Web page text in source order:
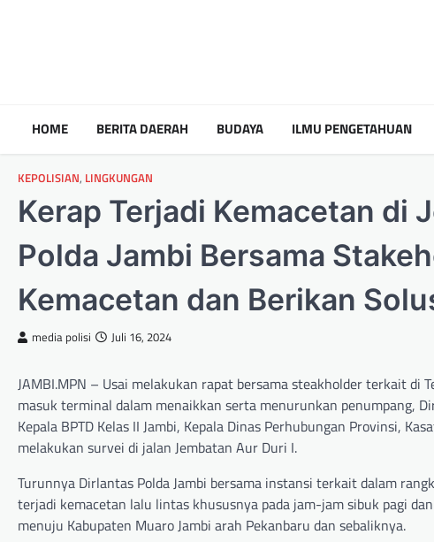
HOME BERITA DAERAH BUDAYA ILMU PENGETAHUAN
KEPOLISIAN, LINGKUNGAN
Kerap Terjadi Kemacetan di
Polda Jambi Bersama
Kemacetan dan Berikan
media polisi Juli 16, 2024
JAMBI.MPN – Usai melakukan rapat bersama steakholder terkait di
masuk terminal dalam menaikkan serta menurunkan penumpang,
Kepala BPTD Kelas II Jambi, Kepala Dinas Perhubungan Provinsi,
melakukan survei di jalan Jembatan Aur Duri I.
Turunnya Dirlantas Polda Jambi bersama instansi terkait dalam
terjadi kemacetan lalu lintas khususnya pada jam-jam sibuk pagi
menuju Kabupaten Muaro Jambi arah Pekanbaru dan sebaliknya.